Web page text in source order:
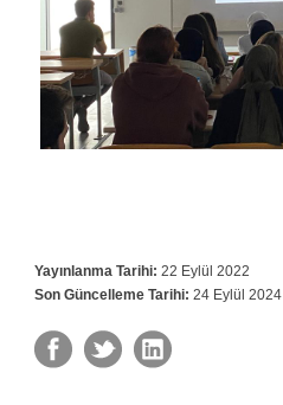
Yayınlanma Tarihi: 22 Eylül 2022
Son Güncelleme Tarihi: 24 Eylül 2024